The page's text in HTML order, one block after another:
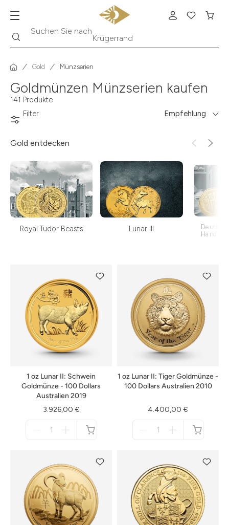
Suchen Sie nach
Gold Münzserien
Goldmünzen Münzserien kaufen
141 Produkte
Filter
Empfehlung
Gold entdecken
Royal Tudor Beasts Lunar III
1 oz Lunar II: Schwein
Goldmünze - 100 Dollars
Australien 2019
3.926,00 €
1 oz Lunar II: Tiger Goldmünze -
100 Dollars Australien 2010
4.400,00 €